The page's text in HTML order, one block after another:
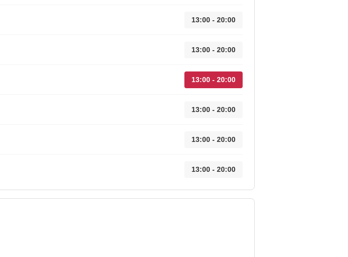
13:00 - 20:00
13:00 - 20:00
13:00 - 20:00
13:00 - 20:00
13:00 - 20:00
13:00 - 20:00